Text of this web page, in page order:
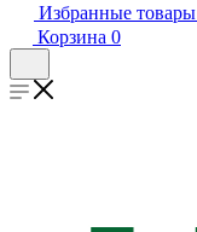
Избранные товары
Корзина 0